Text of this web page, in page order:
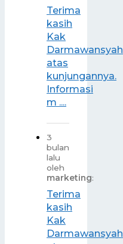
Terima
kasih
Kak
Darmawansyah
atas
kunjungannya.
Informasi
m ....
3
bulan
lalu
oleh
marketing:
Terima
kasih
Kak
Darmawansyah